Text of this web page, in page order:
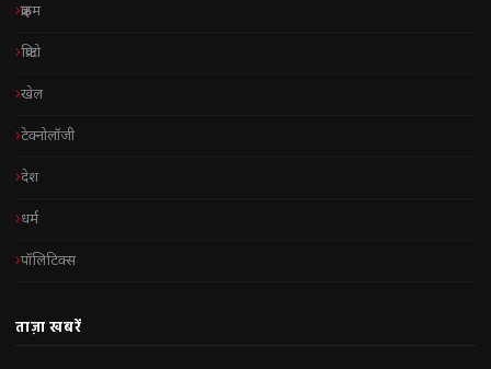
क्राइम
क्रिप्टो
खेल
टेक्नोलॉजी
देश
धर्म
पॉलिटिक्स
ताज़ा खबरें